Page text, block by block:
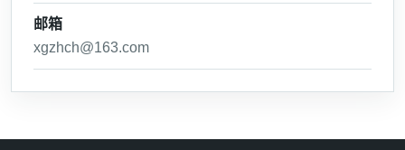
邮箱
xgzhch@163.com